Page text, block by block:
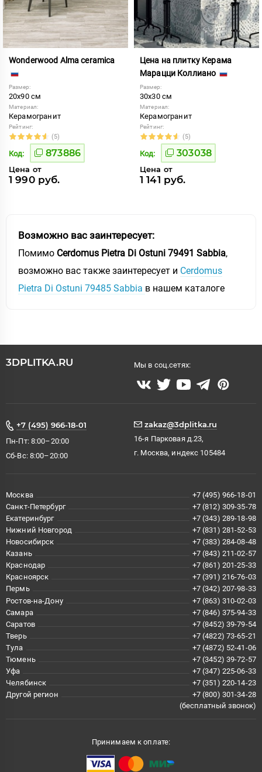
Wonderwood Alma ceramica
Размер:
20x90 см
Материал:
Керамогранит
Рейтинг:
(5)
Код: 873886
Цена от
1 990 руб.
Цена на плитку Керама
Марацци Коллиано
Размер:
30x30 см
Материал:
Керамогранит
Рейтинг:
(5)
Код: 303038
Цена от
1 141 руб.
Возможно вас заинтересует:
Помимо Cerdomus Pietra Di Ostuni 79491 Sabbia,
возможно вас также заинтересует и Cerdomus
Pietra Di Ostuni 79485 Sabbia в нашем каталоге
3DPLITKA.RU Мы в соц.сетях:
+7 (495) 966-18-01
Пн-Пт: 8:00–20:00
Сб-Вс: 8:00–20:00
zakaz@3dplitka.ru
16-я Парковая д.23,
г. Москва, индекс 105484
Москва
+7 (495) 966-18-01
Санкт-Петербург
+7 (812) 309-35-78
Екатеринбург
+7 (343) 289-18-98
Нижний Новгород
+7 (831) 281-52-53
Новосибирск
+7 (383) 284-08-48
Казань
+7 (843) 211-02-57
Краснодар
+7 (861) 201-25-33
Красноярск
+7 (391) 216-76-03
Пермь
+7 (342) 207-98-33
Ростов-на-Дону
+7 (863) 310-02-03
Самара
+7 (846) 375-94-33
Саратов
+7 (8452) 39-79-54
Тверь
+7 (4822) 73-65-21
Тула
+7 (4872) 52-41-06
Тюмень
+7 (3452) 39-72-57
Уфа
+7 (347) 225-06-33
Челябинск
+7 (351) 220-14-23
Другой регион
+7 (800) 301-34-28
(бесплатный звонок)
Принимаем к оплате: